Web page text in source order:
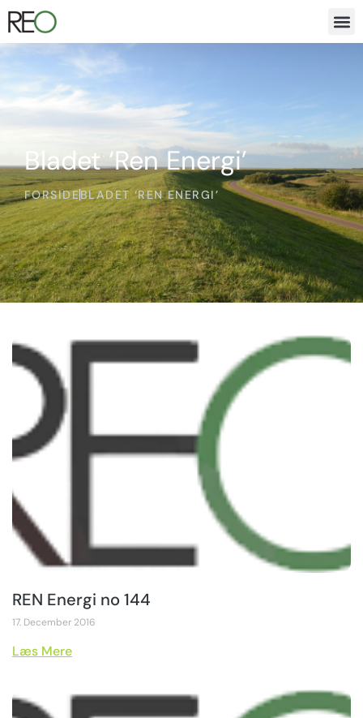
Bladet ‘Ren Energi’
FORSIDEBLADET ‘REN ENERGI’
REN Energi no 144
17. December 2016
Læs Mere